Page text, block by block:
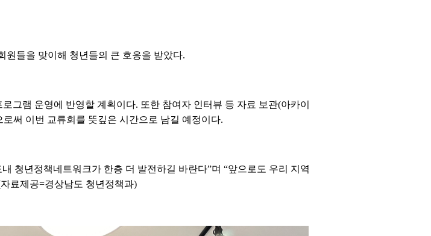
원들을 맞이해 청년들의 큰 호응을 받았다.
그램 운영에 반영할 계획이다. 또한 참여자 인터뷰 등 자료 보관(아카이
써 이번 교류회를 뜻깊은 시간으로 남길 예정이다.
청년정책네트워크가 한층 더 발전하길 바란다”며 “앞으로도 우리 지역
료제공=경상남도 청년정책과)